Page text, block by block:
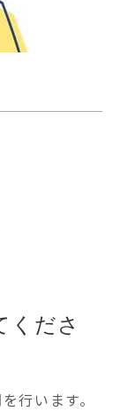
くださ
行います。